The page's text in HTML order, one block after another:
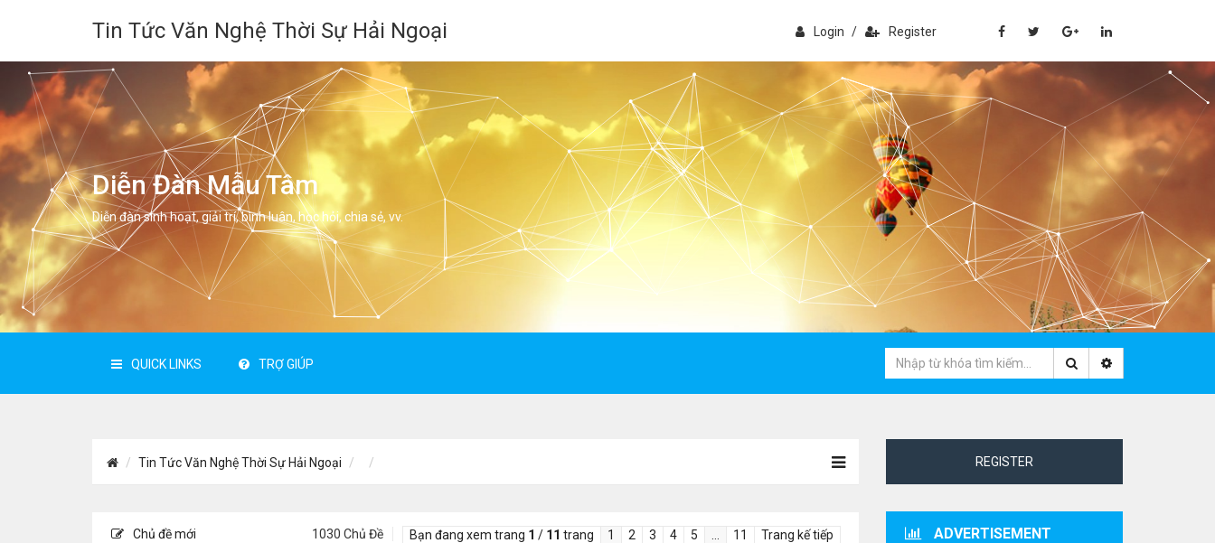
Tin Tức Văn Nghệ Thời Sự Hải Ngoại Login / Register
Diễn Đàn Mẫu Tâm
Diễn đàn sinh hoạt, giải trí, bình luân, học hỏi, chia sẻ, vv.
QUICK LINKS TRỢ GIÚP
Tin Tức Văn Nghệ Thời Sự Hải Ngoại
Chủ đề mới 1030 Chủ Đề Bạn đang xem trang 1 / 11 trang 1 2 3 4 5 11 Trang kế tiếp
REGISTER
ADVERTISEMENT